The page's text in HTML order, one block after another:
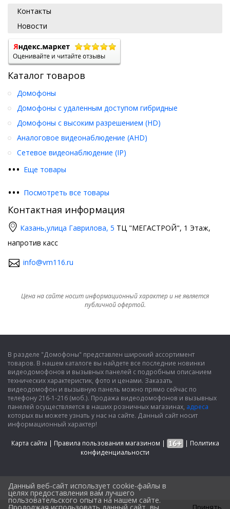
Контакты
Новости
Каталог товаров
••• Еще товары
Домофоны
Домофоны с удаленным доступом гибридные
Домофоны с высоким разрешением (HD)
Аналоговое видеонаблюдение (AHD)
Сетевое видеонаблюдение (IP)
••• Посмотреть все товары
Контактная информация
Казань,улица Гаврилова, 5 ТЦ "МЕГАСТРОЙ", 1 Этаж,
напротив касс
info@vm116.ru
Цена на сайте носит информационный характер и не является
публичной офертой.
В разделе "Домофоны" представлен широкий ассортимент
товаров. В нашем каталоге вы найдете все последние новинки
видеодомофонов и вызывных панелей с подробным описанием
технических характеристик, фото и ценами. Заказать
видеодомофон и вызывную панель можно прямо сейчас по
телефону 216-1-216 (моб.). Продажа видеодомофонов и вызывных
панелей осуществляется в наших розничных магазинах, адреса
которых вы можете узнать у нас на сайте. Данный сайт носит
информационный характер!
Карта сайта | Правила пользования магазином | | Политика
конфиденциальности
Данный веб-сайт использует cookie-файлы в
целях предоставления вам лучшего
пользовательского опыта на нашем сайте.